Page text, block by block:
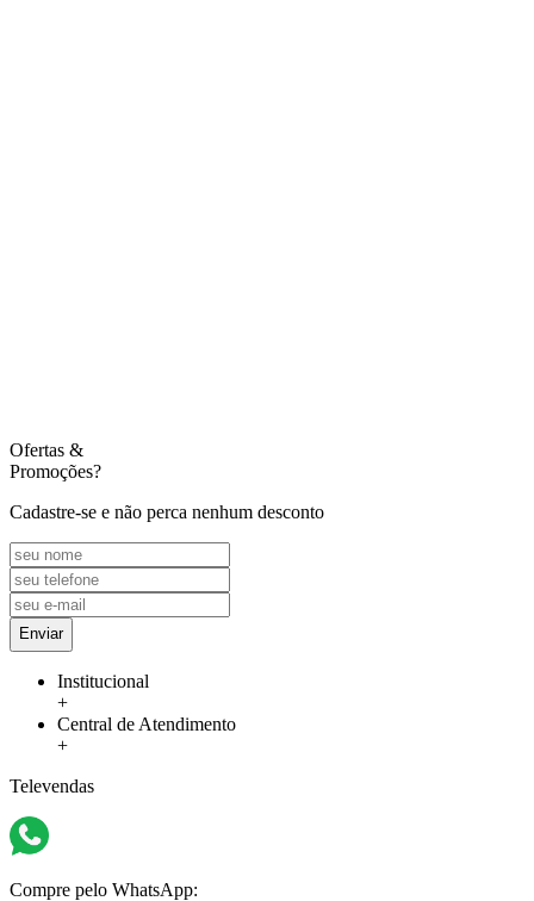
Ofertas &
Promoções?
Cadastre-se e não perca nenhum desconto
Enviar
Institucional
+
Central de Atendimento
+
Televendas
Compre pelo WhatsApp: